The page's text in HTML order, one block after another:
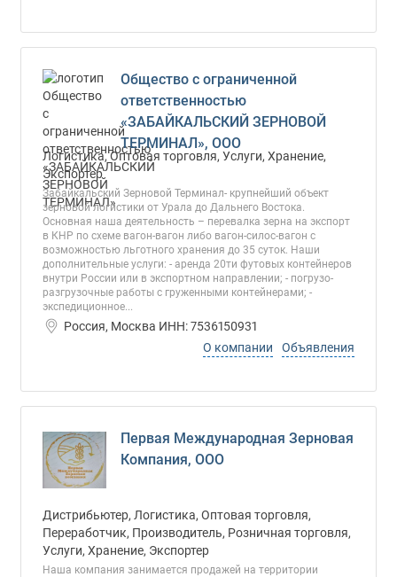
Общество с ограниченной
ответственностью
«ЗАБАЙКАЛЬСКИЙ ЗЕРНОВОЙ
ТЕРМИНАЛ», ООО
Логистика, Оптовая торговля, Услуги, Хранение,
Экспортер
Забайкальский Зерновой Терминал- крупнейший объект
зерновой логистики от Урала до Дальнего Востока.
Основная наша деятельность – перевалка зерна на экспорт
в КНР по схеме вагон-вагон либо вагон-силос-вагон с
возможностью льготного хранения до 35 суток. Наши
дополнительные услуги: - аренда 20ти футовых контейнеров
внутри России или в экспортном направлении; - погрузо-
разгрузочные работы с груженными контейнерами; -
экспедиционное...
Россия, Москва ИНН: 7536150931
О компании
Объявления
Первая Международная Зерновая
Компания, ООО
Дистрибьютер, Логистика, Оптовая торговля,
Переработчик, Производитель, Розничная торговля,
Услуги, Хранение, Экспортер
Наша компания занимается продажей на территории